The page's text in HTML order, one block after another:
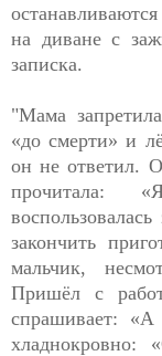
на диване с
записка.
"Мама
«до смерти» и
он не ответил.
прочитала:
закончить
мальчик,
Пришёл с
спрашивает:
хладнокровно: